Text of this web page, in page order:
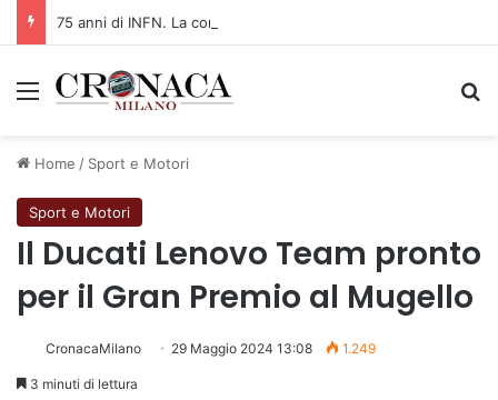
Menu
Home / Sport e Motori
Sport e Motori
Il Ducati Lenovo Team pronto
per il Gran Premio al Mugello
CronacaMilano 29 Maggio 2024 13:08 1.249
3 minuti di lettura